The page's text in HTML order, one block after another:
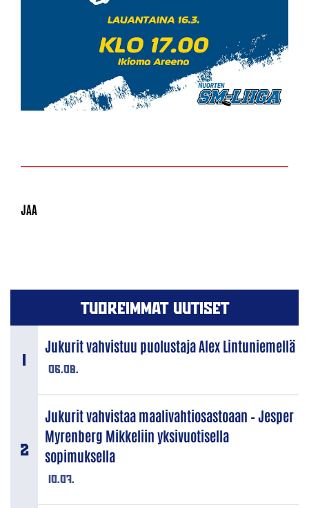
TUOREIMMAT UUTISET
06.08.
Jukurit vahvistuu puolustaja Alex Lintuniemellä
10.07.
Jukurit vahvistaa maalivahtiosastoaan – Jesper
Myrenberg Mikkeliin yksivuotisella
sopimuksella